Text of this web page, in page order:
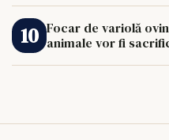
Focar de variolă
animale vor fi